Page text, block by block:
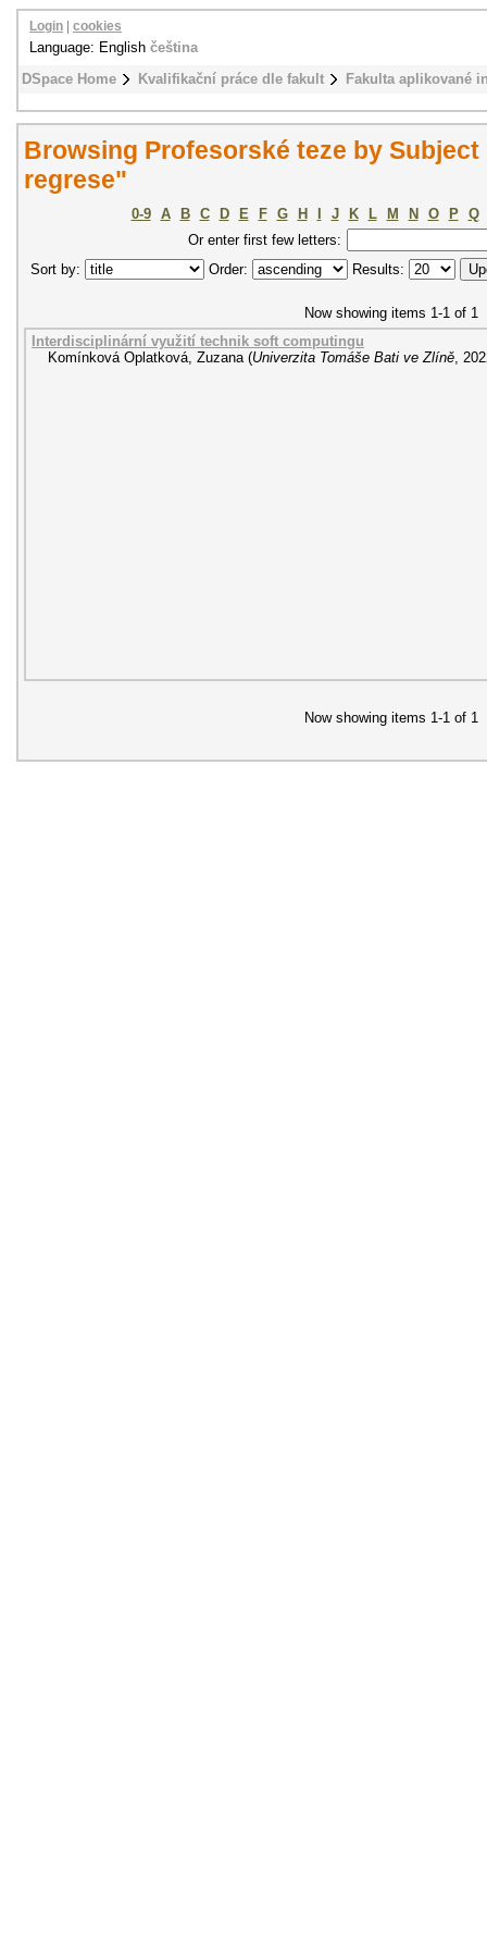
DSpace Home Kvalifikační práce dle fakult Fakulta aplikované
Login cookies
Language: English čeština
Browsing Profesorské teze by
regrese"
0-9 A B C D E F G H J K L M N O P
Q
Or enter first few letters:
Sort by:
Order: Results:
Now showing items 1-1 of 1
Interdisciplinární využití technik soft computingu
Komínková Oplatková, Zuzana (Univerzita Tomáše Bati ve Zlíně,
Now showing items 1-1 of 1